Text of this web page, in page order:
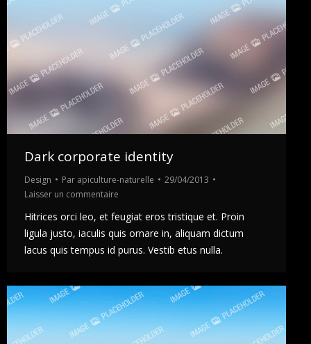
Dark corporate identity
Design Par apiculture-naturelle
29/04/2013
Laisser un commentaire
Hitrices orci leo, et feugiat eros tristique et. Proin
ligula justo, iaculis quis ornare in, aliquam dictum
lacus quis tempus id purus. Vestib etus nulla.